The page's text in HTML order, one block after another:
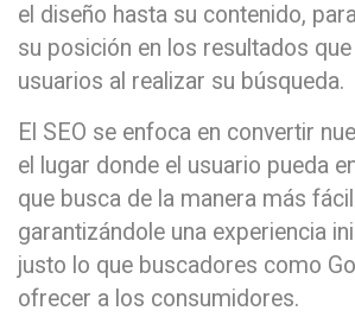
el diseño hasta su contenido,
su posición en los resultados
usuarios al realizar su búsqueda.
El SEO se enfoca en convertir
el lugar donde el usuario pueda
que busca de la manera más
garantizándole una experiencia
justo lo que buscadores como
ofrecer a los consumidores.